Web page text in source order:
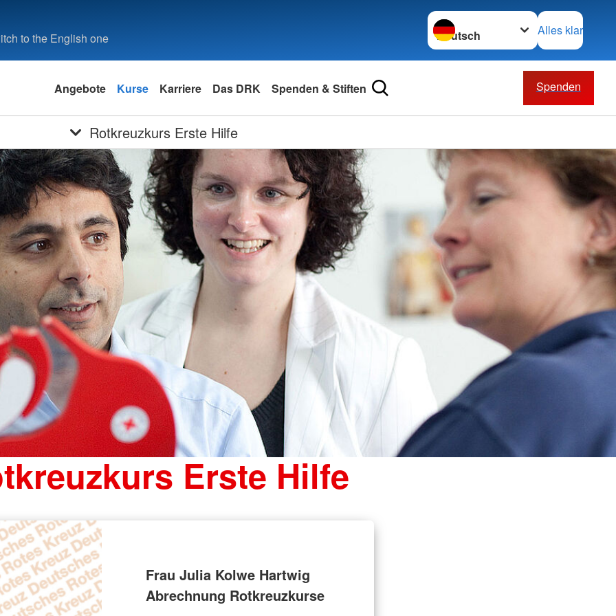
to the English one
Sprache wechseln zu
Alles klar
Angebote Kurse Karriere Das DRK Spenden & Stiften Spenden
Rotkreuzkurs Erste Hilfe
Erste Hilfe
Frau Julia Kolwe Hartwig
Abrechnung Rotkreuzkurse